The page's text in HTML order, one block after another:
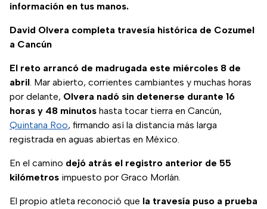
información en tus manos.
David Olvera completa travesía histórica de Cozumel
a Cancún
El reto arrancó de madrugada este miércoles 8 de
abril. Mar abierto, corrientes cambiantes y muchas horas
por delante, Olvera nadó sin detenerse durante 16
horas y 48 minutos hasta tocar tierra en Cancún,
Quintana Roo, firmando así la distancia más larga
registrada en aguas abiertas en México.
En el camino dejó atrás el registro anterior de 55
kilómetros impuesto por Graco Morlán.
El propio atleta reconoció que la travesía puso a prueba